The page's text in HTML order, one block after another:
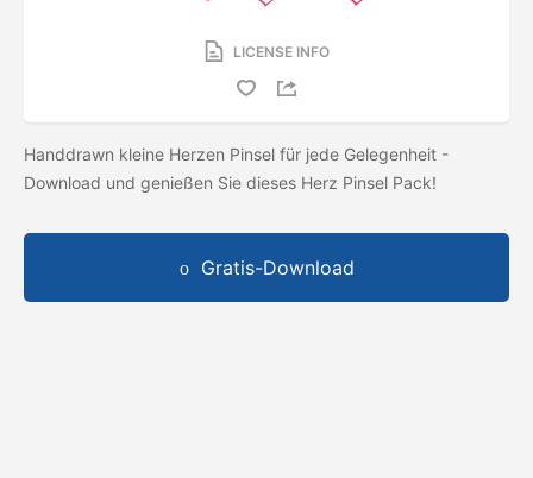
LICENSE INFO
Handdrawn kleine Herzen Pinsel für jede Gelegenheit -
Download und genießen Sie dieses Herz Pinsel Pack!
Gratis-Download